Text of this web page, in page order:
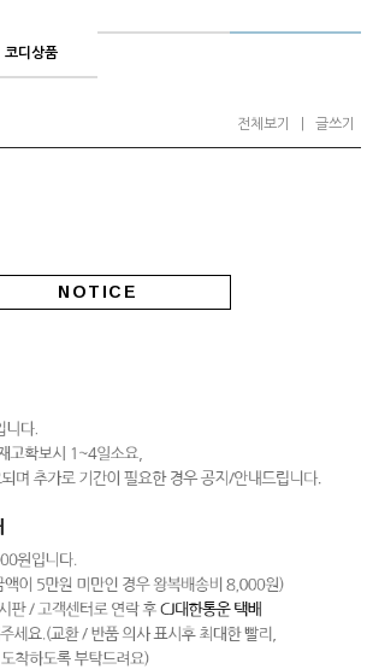
코디상품
전체보기 글쓰기
NOTICE